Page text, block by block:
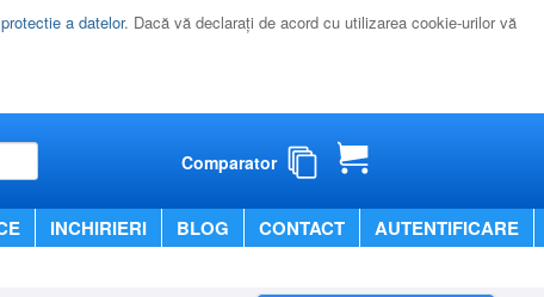
a datelor. Dacă vă declaraţi de acord cu utilizarea cookie-urilor vă
Comparator
INCHIRIERI BLOG CONTACT AUTENTIFICARE